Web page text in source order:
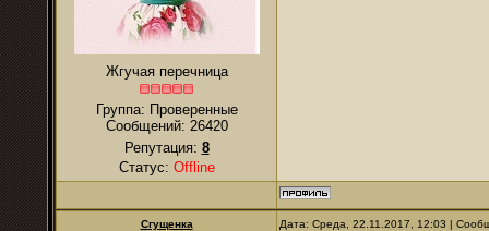
Жгучая перечница
Группа: Проверенные
Сообщений: 26420
Репутация: 8
Статус: Offline
Сгущенка Дата: Среда, 22.11.2017, 12:03 |